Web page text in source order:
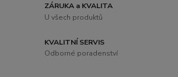
ZÁRUKA a KVALITA
U všech produktů
KVALITNÍ SERVIS
Odborné poradenství